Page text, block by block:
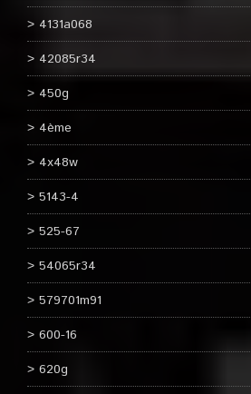
4131a068
42085r34
450g
4ème
4x48w
5143-4
525-67
54065r34
579701m91
600-16
620g